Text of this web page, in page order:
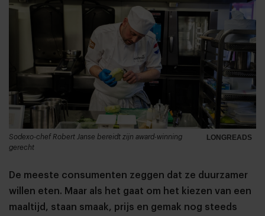
LONGREADS
Sodexo-chef Robert Janse bereidt zijn award-winning
gerecht
De meeste consumenten zeggen dat ze duurzamer
willen eten. Maar als het gaat om het kiezen van een
maaltijd, staan smaak, prijs en gemak nog steeds